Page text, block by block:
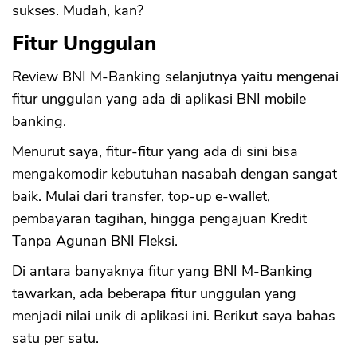
sukses. Mudah, kan?
Fitur Unggulan
Review BNI M-Banking selanjutnya yaitu mengenai
fitur unggulan yang ada di aplikasi BNI mobile
banking.
Menurut saya, fitur-fitur yang ada di sini bisa
mengakomodir kebutuhan nasabah dengan sangat
baik. Mulai dari transfer, top-up e-wallet,
pembayaran tagihan, hingga pengajuan Kredit
Tanpa Agunan BNI Fleksi.
Di antara banyaknya fitur yang BNI M-Banking
tawarkan, ada beberapa fitur unggulan yang
menjadi nilai unik di aplikasi ini. Berikut saya bahas
satu per satu.